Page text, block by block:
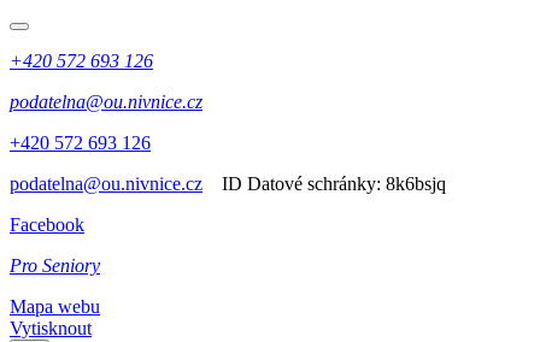
+420 572 693 126
podatelna@ou.nivnice.cz
+420 572 693 126
podatelna@ou.nivnice.cz
ID Datové schránky: 8k6bsjq
Facebook
Pro Seniory
Mapa webu
Vytisknout